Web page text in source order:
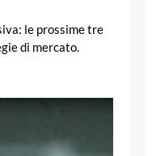
le prossime tre
di mercato.